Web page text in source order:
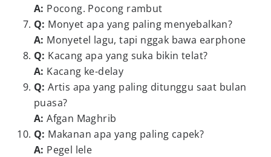
A: Pocong. Pocong rambut
Q: Monyet apa yang paling menyebalkan?
A: Monyetel lagu, tapi nggak bawa earphone
Q: Kacang apa yang suka bikin telat?
A: Kacang ke-delay
Q:Artis apa yang paling ditunggu saat bulan
puasa?
A: Afgan Maghrib
Q: Makanan apa yang paling capek?
A: Pegel lele